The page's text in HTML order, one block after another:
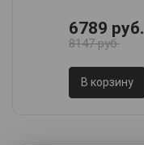
6789 руб.
8147 руб.
В корзину